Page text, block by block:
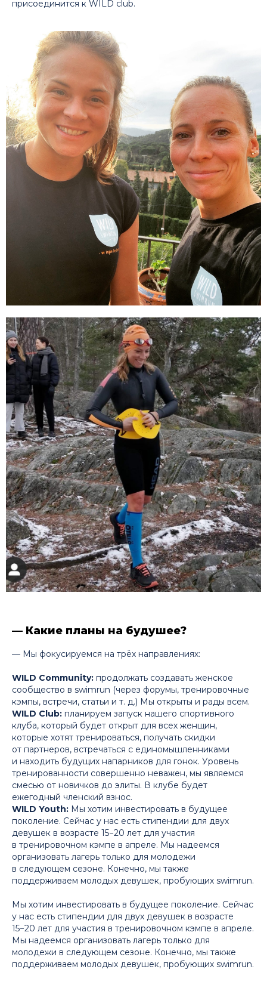
присоединится к WILD club.
— Какие планы на будушее?
— Мы фокусируемся на трёх направлениях:
WILD Community: продолжать создавать женское
сообщество в swimrun (через форумы, тренировочные
кэмпы, встречи, статьи и т. д.) Мы открыты и рады всем.
WILD Club: планируем запуск нашего спортивного
клуба, который будет открыт для всех женщин,
которые хотят тренироваться, получать скидки
от партнеров, встречаться с единомышленниками
и находить будущих напарников для гонок. Уровень
тренированности совершенно неважен, мы являемся
смесью от новичков до элиты. В клубе будет
ежегодный членский взнос.
WILD Youth: Мы хотим инвестировать в будущее
поколение. Сейчас у нас есть стипендии для двух
девушек в возрасте 15−20 лет для участия
в тренировочном кэмпе в апреле. Мы надеемся
организовать лагерь только для молодежи
в следующем сезоне. Конечно, мы также
поддерживаем молодых девушек, пробующих swimrun.
Мы хотим инвестировать в будущее поколение. Сейчас
у нас есть стипендии для двух девушек в возрасте
15−20 лет для участия в тренировочном кэмпе в апреле.
Мы надеемся организовать лагерь только для
молодежи в следующем сезоне. Конечно, мы также
поддерживаем молодых девушек, пробующих swimrun.